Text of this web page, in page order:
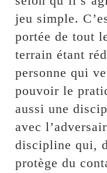
jeu simple.
portée de tout
terrain étant
personne qui
pouvoir le
aussi une
avec
discipline qui,
protège du